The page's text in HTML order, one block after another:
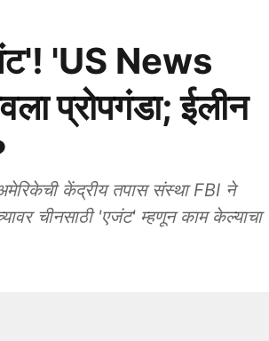
'US News
प्रोपगंडा; ईलीन
केंद्रीय तपास संस्था FBI ने
चीनसाठी 'एजंट' म्हणून काम केल्याचा